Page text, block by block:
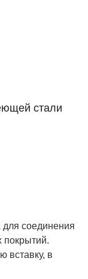
стали
для соединения
покрытий.
вставку, в